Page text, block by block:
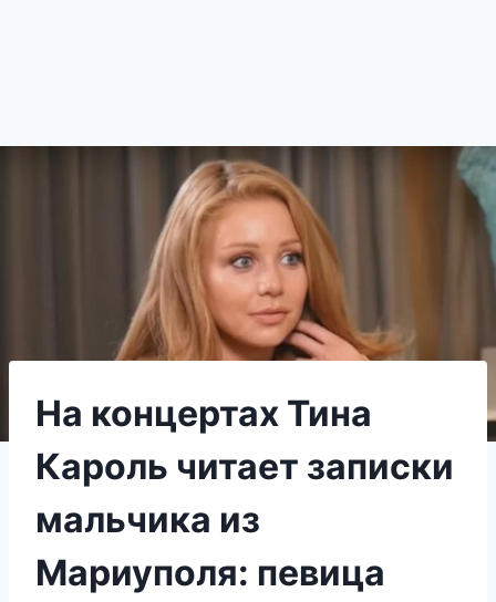
На концертах Тина
Кароль читает записки
мальчика из
Мариуполя: певица